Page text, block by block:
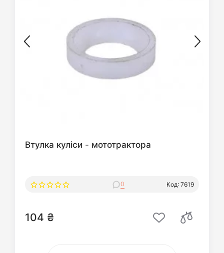
Втулка куліси - мототрактора
0 Код: 7619
104 ₴